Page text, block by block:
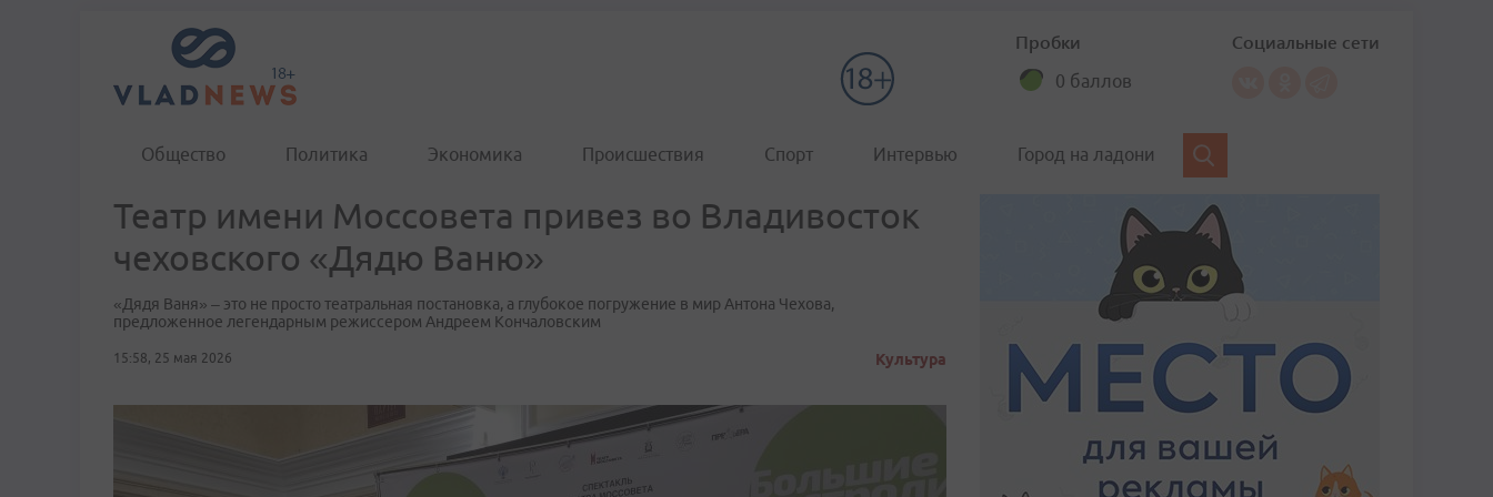
Пробки
0 баллов
Социальные сети
Общество Политика Экономика Происшествия Спорт Интервью Город на ладони
Театр имени Моссовета привез во Владивосток
чеховского «Дядю Ваню»
«Дядя Ваня» – это не просто театральная постановка, а глубокое погружение в мир Антона Чехова,
предложенное легендарным режиссером Андреем Кончаловским
15:58, 25 мая 2026 Культура